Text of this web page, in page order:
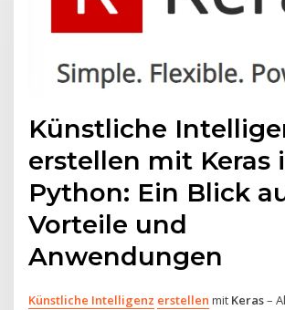
Künstliche
erstellen mit Keras
Python: Ein Blick
Vorteile und
Anwendungen
Künstliche Intelligenz erstellen mit Keras–